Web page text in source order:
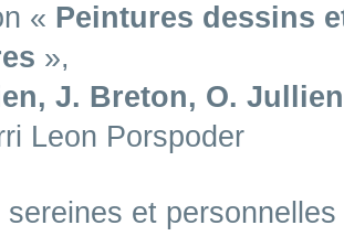
« Peintures dessins
»,
J. Breton, O. Jullien
Leon Porspoder
et personnelles